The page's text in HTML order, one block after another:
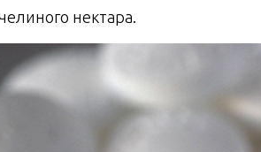
нектара.